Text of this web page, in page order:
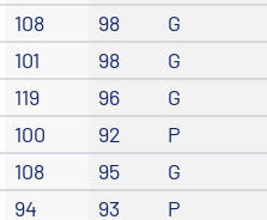
108 98
G
101 98
G
119 96
G
100 92
P
108 95
G
94 93
P